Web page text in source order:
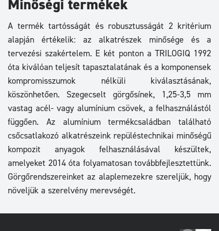
Minőségi termékek
A termék tartósságát és robusztusságát 2 kritérium
alapján értékelik: az alkatrészek minősége és a
tervezési szakértelem. E két ponton a TRILOGIQ 1992
óta kiválóan teljesít tapasztalatának és a komponensek
kompromisszumok nélküli kiválasztásának,
köszönhetően. Szegecselt görgősínek, 1,25-3,5 mm
vastag acél- vagy alumínium csövek, a felhasználástól
függően. Az alumínium termékcsaládban található
csőcsatlakozó alkatrészeink repüléstechnikai minőségű
kompozit anyagok felhasználásával készültek,
amelyeket 2014 óta folyamatosan továbbfejlesztettünk.
Görgőrendszereinket az alaplemezekre szereljük, hogy
növeljük a szerelvény merevségét.